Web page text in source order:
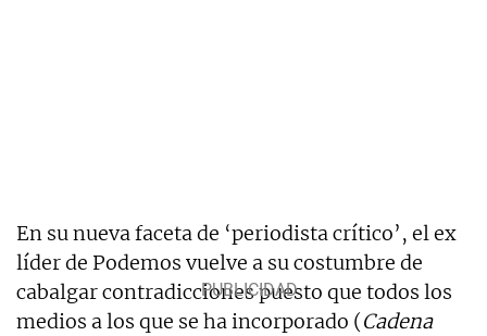
En su nueva faceta de ‘periodista crítico’, el ex
líder de Podemos vuelve a su costumbre de
cabalgar contradicciones puesto que todos los
medios a los que se ha incorporado (Cadena